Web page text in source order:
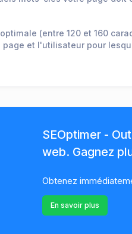
(entre 120 et 160
et l'utilisateur pour
SEOptimer -
web. Gagnez
Obtenez
En savoir plus